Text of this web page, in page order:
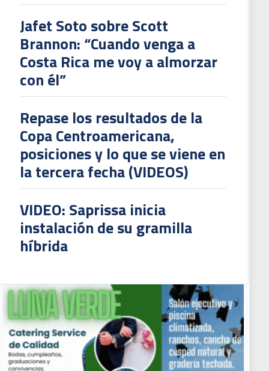
Jafet Soto sobre Scott
Brannon: “Cuando venga a
Costa Rica me voy a almorzar
con él”
Repase los resultados de la
Copa Centroamericana,
posiciones y lo que se viene en
la tercera fecha (VIDEOS)
VIDEO: Saprissa inicia
instalación de su gramilla
híbrida